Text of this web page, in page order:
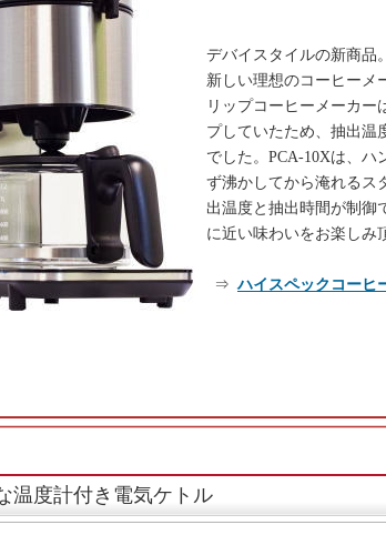
デバイスタイルの新商品
新しい理想のコーヒーメ
リップコーヒーメーカー
プしていたため、抽出温
でした。PCA-10Xは、ハ
ず沸かしてから淹れるス
出温度と抽出時間が制御
に近い味わいをお楽しみ
⇒ ハイスペックコーヒ
温度計付き電気ケトル